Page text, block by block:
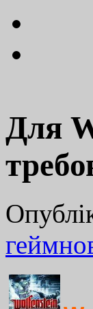
Для